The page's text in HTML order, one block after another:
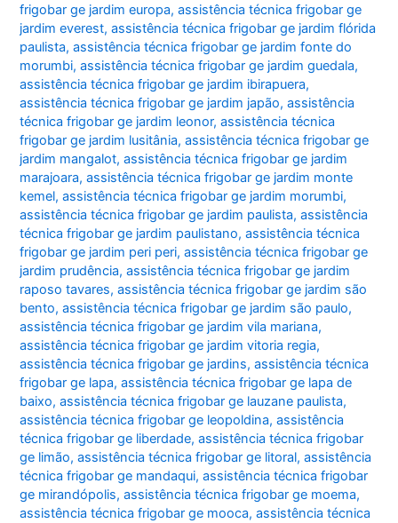
frigobar ge jardim europa,assistência técnica frigobar ge
jardim everest,assistência técnica frigobar ge jardim flórida
paulista,assistência técnica frigobar ge jardim fonte do
morumbi,assistência técnica frigobar ge jardim guedala,
assistência técnica frigobar ge jardim ibirapuera,
assistência técnica frigobar ge jardim japão,assistência
técnica frigobar ge jardim leonor,assistência técnica
frigobar ge jardim lusitânia,assistência técnica frigobar ge
jardim mangalot,assistência técnica frigobar ge jardim
marajoara,assistência técnica frigobar ge jardim monte
kemel,assistência técnica frigobar ge jardim morumbi,
assistência técnica frigobar ge jardim paulista,assistência
técnica frigobar ge jardim paulistano,assistência técnica
frigobar ge jardim peri peri,assistência técnica frigobar ge
jardim prudência,assistência técnica frigobar ge jardim
raposo tavares,assistência técnica frigobar ge jardim são
bento,assistência técnica frigobar ge jardim são paulo,
assistência técnica frigobar ge jardim vila mariana,
assistência técnica frigobar ge jardim vitoria regia,
assistência técnica frigobar ge jardins,assistência técnica
frigobar ge lapa,assistência técnica frigobar ge lapa de
baixo,assistência técnica frigobar ge lauzane paulista,
assistência técnica frigobar ge leopoldina,assistência
técnica frigobar ge liberdade,assistência técnica frigobar
ge limão,assistência técnica frigobar ge litoral,assistência
técnica frigobar ge mandaqui,assistência técnica frigobar
ge mirandópolis,assistência técnica frigobar ge moema,
assistência técnica frigobar ge mooca,assistência técnica